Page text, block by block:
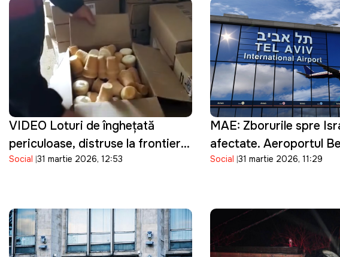
VIDEO Loturi de înghețată
periculoase, distruse la frontieră:
ANSA a depistat bacterii în
Social 31 martie 2026, 12:53
MAE: Zborurile spre
afectate. Aeroportul
rămâne închis până la
Social 31 martie 2026, 11:29